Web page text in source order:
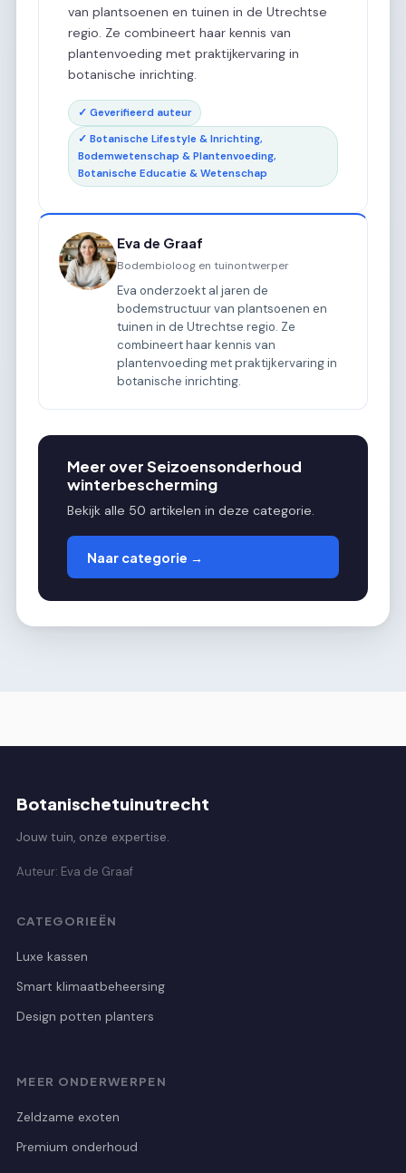
van plantsoenen en tuinen in de Utrechtse
regio. Ze combineert haar kennis van
plantenvoeding met praktijkervaring in
botanische inrichting.
✓ Geverifieerd auteur
✓ Botanische Lifestyle & Inrichting,
Bodemwetenschap & Plantenvoeding,
Botanische Educatie & Wetenschap
Eva de Graaf
Bodembioloog en tuinontwerper
Eva onderzoekt al jaren de
bodemstructuur van plantsoenen en
tuinen in de Utrechtse regio. Ze
combineert haar kennis van
plantenvoeding met praktijkervaring in
botanische inrichting.
Meer over Seizoensonderhoud
winterbescherming
Bekijk alle 50 artikelen in deze categorie.
Naar categorie →
Botanischetuinutrecht
Jouw tuin, onze expertise.
Auteur: Eva de Graaf
CATEGORIEËN
Luxe kassen
Smart klimaatbeheersing
Design potten planters
MEER ONDERWERPEN
Zeldzame exoten
Premium onderhoud